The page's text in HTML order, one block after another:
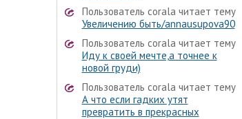
Пользователь corala читает тему
Увеличению быть/annausupova90
Пользователь corala читает тему
Иду к своей мечте,а точнее к
новой груди)
Пользователь corala читает тему
А что если гадких утят
превратить в прекрасных